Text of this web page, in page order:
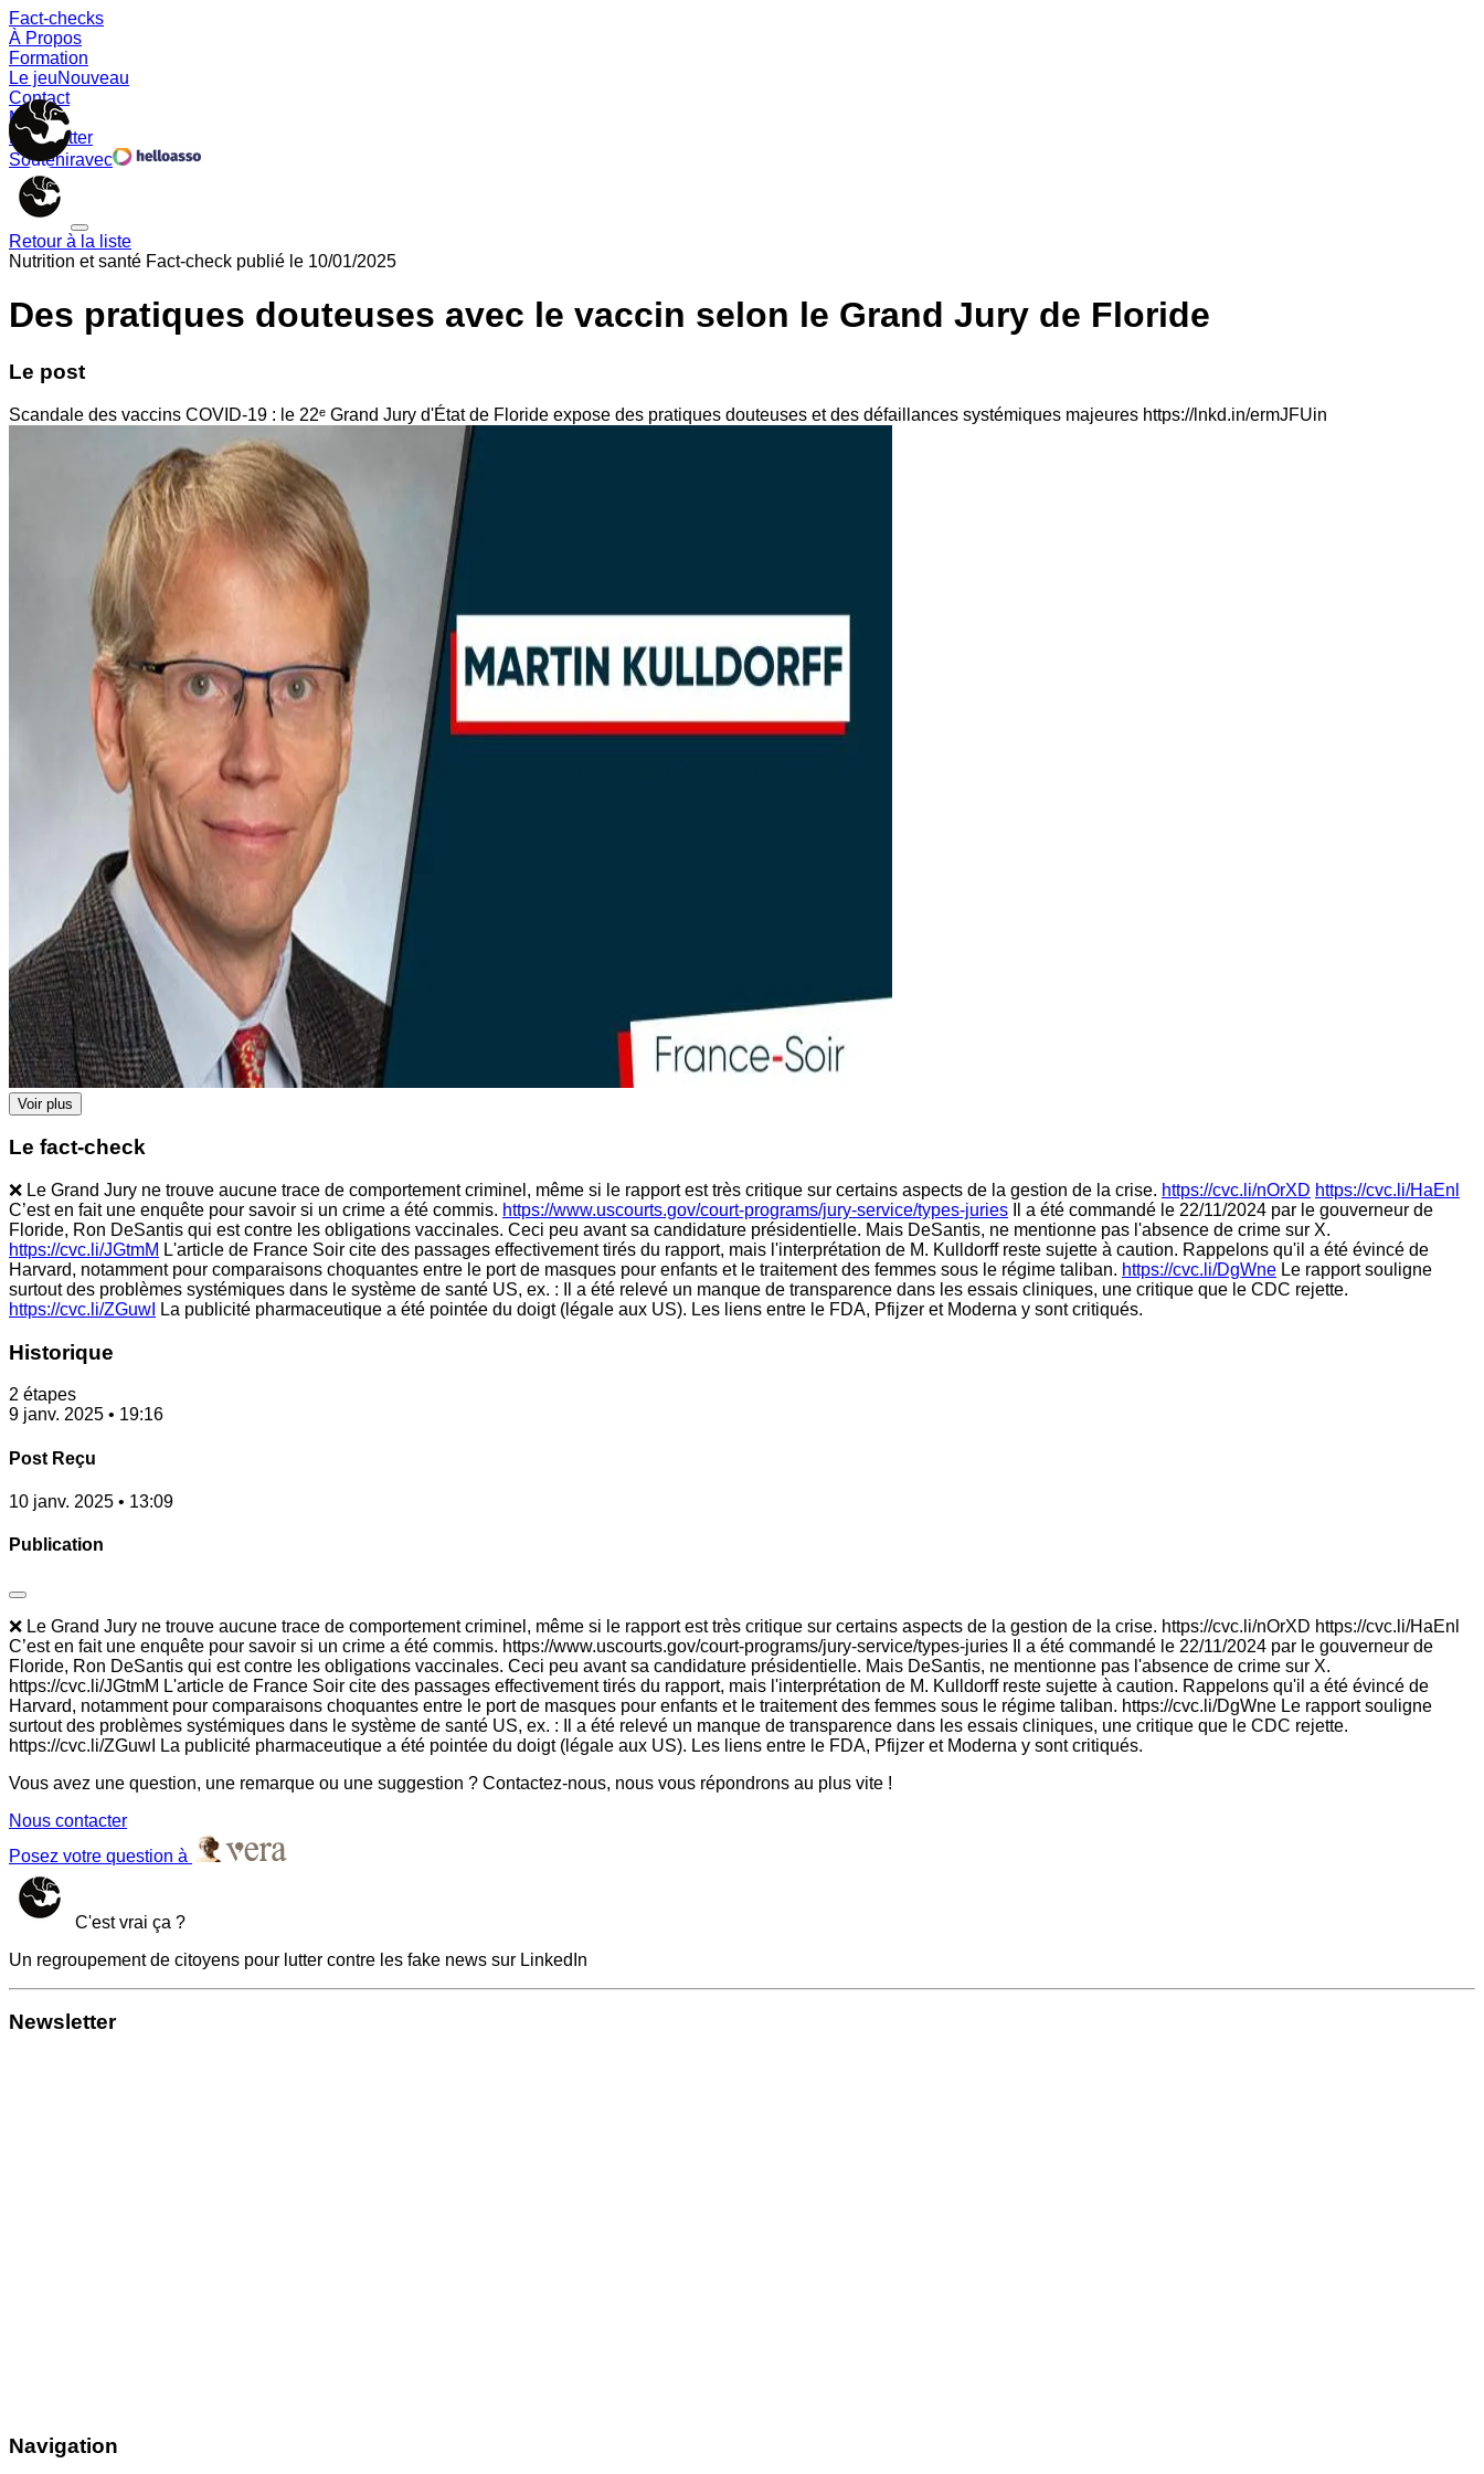
Fact-checks
À Propos
Formation
Le jeuNouveau
Contact
Memes
Newsletter
Souteniravec
Retour à la liste
Nutrition et santé Fact-check publié le 10/01/2025
Des pratiques douteuses avec le vaccin selon le Grand Jury de Floride
Le post
Scandale des vaccins COVID-19 : le 22ᵉ Grand Jury d'État de Floride expose des pratiques douteuses et des défaillances systémiques majeures https://lnkd.in/ermJFUin
Voir plus
Le fact-check
❌ Le Grand Jury ne trouve aucune trace de comportement criminel, même si le rapport est très critique sur certains aspects de la gestion de la crise. https://cvc.li/nOrXD https://cvc.li/HaEnl
C’est en fait une enquête pour savoir si un crime a été commis. https://www.uscourts.gov/court-programs/jury-service/types-juries Il a été commandé le 22/11/2024 par le gouverneur de
Floride, Ron DeSantis qui est contre les obligations vaccinales. Ceci peu avant sa candidature présidentielle. Mais DeSantis, ne mentionne pas l'absence de crime sur X.
https://cvc.li/JGtmM L'article de France Soir cite des passages effectivement tirés du rapport, mais l'interprétation de M. Kulldorff reste sujette à caution. Rappelons qu'il a été évincé de
Harvard, notamment pour comparaisons choquantes entre le port de masques pour enfants et le traitement des femmes sous le régime taliban. https://cvc.li/DgWne Le rapport souligne
surtout des problèmes systémiques dans le système de santé US, ex. : Il a été relevé un manque de transparence dans les essais cliniques, une critique que le CDC rejette.
https://cvc.li/ZGuwI
La publicité pharmaceutique a été pointée du doigt (légale aux US). Les liens entre le FDA, Pfijzer et Moderna y sont critiqués.
Historique
2 étapes
9 janv. 2025 • 19:16
Post Reçu
10 janv. 2025 • 13:09
Publication
❌ Le Grand Jury ne trouve aucune trace de comportement criminel, même si le rapport est très critique sur certains aspects de la gestion de la crise. https://cvc.li/nOrXD https://cvc.li/HaEnl
C’est en fait une enquête pour savoir si un crime a été commis. https://www.uscourts.gov/court-programs/jury-service/types-juries Il a été commandé le 22/11/2024 par le gouverneur de
Floride, Ron DeSantis qui est contre les obligations vaccinales. Ceci peu avant sa candidature présidentielle. Mais DeSantis, ne mentionne pas l'absence de crime sur X.
https://cvc.li/JGtmM L'article de France Soir cite des passages effectivement tirés du rapport, mais l'interprétation de M. Kulldorff reste sujette à caution. Rappelons qu'il a été évincé de
Harvard, notamment pour comparaisons choquantes entre le port de masques pour enfants et le traitement des femmes sous le régime taliban. https://cvc.li/DgWne Le rapport souligne
surtout des problèmes systémiques dans le système de santé US, ex. : Il a été relevé un manque de transparence dans les essais cliniques, une critique que le CDC rejette.
https://cvc.li/ZGuwI La publicité pharmaceutique a été pointée du doigt (légale aux US). Les liens entre le FDA, Pfijzer et Moderna y sont critiqués.
Vous avez une question, une remarque ou une suggestion ? Contactez-nous, nous vous répondrons au plus vite !
Nous contacter
Posez votre question à
C'est vrai ça ?
Un regroupement de citoyens pour lutter contre les fake news sur LinkedIn
Newsletter
Navigation